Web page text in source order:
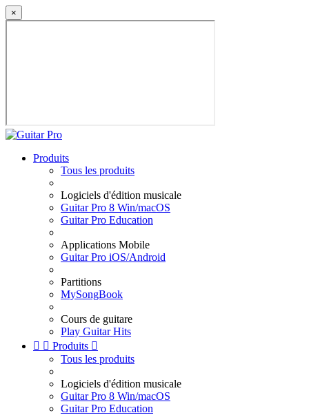
×
Produits
Tous les produits
Logiciels d'édition musicale
Guitar Pro 8 Win/macOS
Guitar Pro Education
Applications Mobile
Guitar Pro iOS/Android
Partitions
MySongBook
Cours de guitare
Play Guitar Hits
  Produits 
Tous les produits
Logiciels d'édition musicale
Guitar Pro 8 Win/macOS
Guitar Pro Education